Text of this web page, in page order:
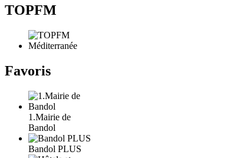
TOPFM
Favoris
1.Mairie de
Bandol
Bandol PLUS